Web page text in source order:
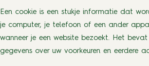
Een cookie is een stukje informatie dat
je computer, je telefoon of een ander
wanneer je een website bezoekt. Het bevat
gegevens over uw voorkeuren en eerdere